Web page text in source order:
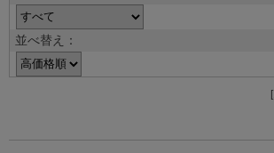
並べ替え：